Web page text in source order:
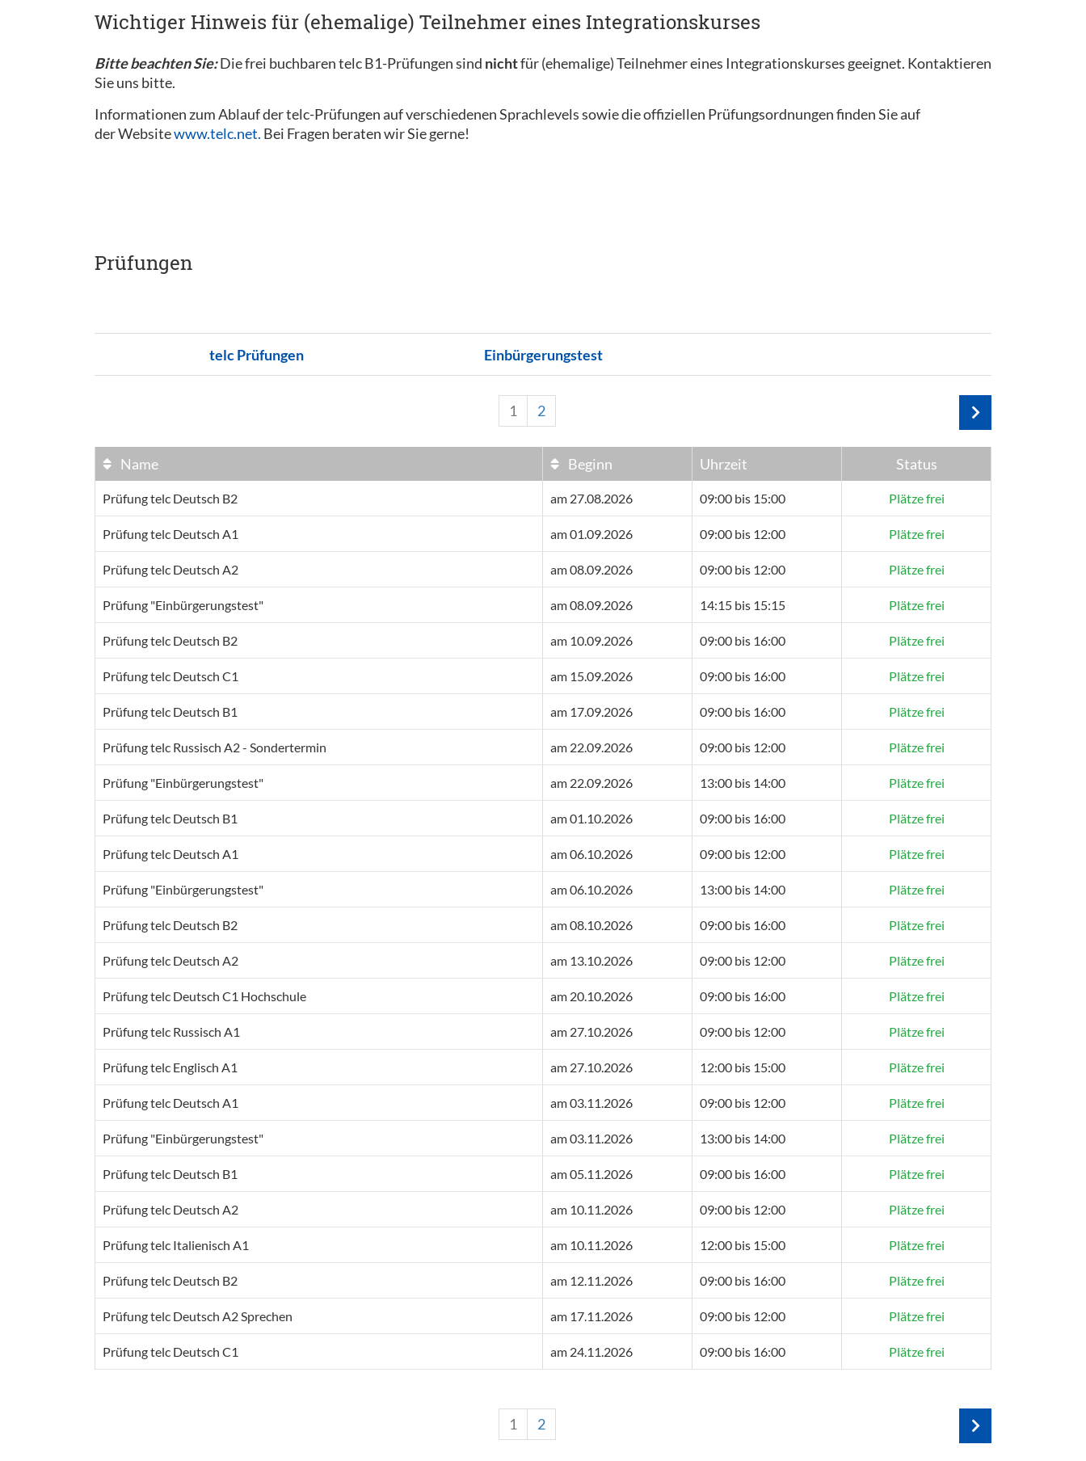
Wichtiger Hinweis für (ehemalige) Teilnehmer eines Integrationskurses
Bitte beachten Sie:Die frei buchbaren telc B1-Prüfungen sind nichtfür (ehemalige) Teilnehmer eines Integrationskurses geeignet. Kontaktieren
Sie uns bitte.
Informationen zum Ablauf der telc-Prüfungen auf verschiedenen Sprachlevels sowie die offiziellen Prüfungsordnungen finden Sie auf
der Websitewww.telc.net. Bei Fragen beraten wir Sie gerne!
Prüfungen
telc Prüfungen Einbürgerungstest
1 2
Name Beginn Uhrzeit Status
Prüfung telc Deutsch B2 am 27.08.2026 09:00 bis 15:00 Plätze frei
Prüfung telc Deutsch A1 am 01.09.2026 09:00 bis 12:00 Plätze frei
Prüfung telc Deutsch A2 am 08.09.2026 09:00 bis 12:00 Plätze frei
Prüfung "Einbürgerungstest" am 08.09.2026 14:15 bis 15:15 Plätze frei
Prüfung telc Deutsch B2 am 10.09.2026 09:00 bis 16:00 Plätze frei
Prüfung telc Deutsch C1 am 15.09.2026 09:00 bis 16:00 Plätze frei
Prüfung telc Deutsch B1 am 17.09.2026 09:00 bis 16:00 Plätze frei
Prüfung telc Russisch A2 - Sondertermin am 22.09.2026 09:00 bis 12:00 Plätze frei
Prüfung "Einbürgerungstest" am 22.09.2026 13:00 bis 14:00 Plätze frei
Prüfung telc Deutsch B1 am 01.10.2026 09:00 bis 16:00 Plätze frei
Prüfung telc Deutsch A1 am 06.10.2026 09:00 bis 12:00 Plätze frei
Prüfung "Einbürgerungstest" am 06.10.2026 13:00 bis 14:00 Plätze frei
Prüfung telc Deutsch B2 am 08.10.2026 09:00 bis 16:00 Plätze frei
Prüfung telc Deutsch A2 am 13.10.2026 09:00 bis 12:00 Plätze frei
Prüfung telc Deutsch C1 Hochschule am 20.10.2026 09:00 bis 16:00 Plätze frei
Prüfung telc Russisch A1 am 27.10.2026 09:00 bis 12:00 Plätze frei
Prüfung telc Englisch A1 am 27.10.2026 12:00 bis 15:00 Plätze frei
Prüfung telc Deutsch A1 am 03.11.2026 09:00 bis 12:00 Plätze frei
Prüfung "Einbürgerungstest" am 03.11.2026 13:00 bis 14:00 Plätze frei
Prüfung telc Deutsch B1 am 05.11.2026 09:00 bis 16:00 Plätze frei
Prüfung telc Deutsch A2 am 10.11.2026 09:00 bis 12:00 Plätze frei
Prüfung telc Italienisch A1 am 10.11.2026 12:00 bis 15:00 Plätze frei
Prüfung telc Deutsch B2 am 12.11.2026 09:00 bis 16:00 Plätze frei
Prüfung telc Deutsch A2 Sprechen am 17.11.2026 09:00 bis 12:00 Plätze frei
Prüfung telc Deutsch C1 am 24.11.2026 09:00 bis 16:00 Plätze frei
1 2